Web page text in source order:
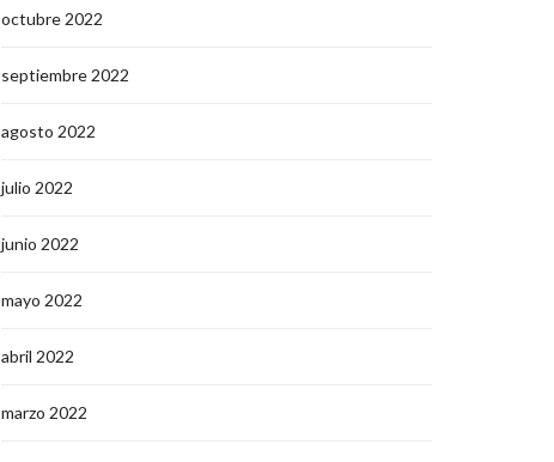
octubre 2022
septiembre 2022
agosto 2022
julio 2022
junio 2022
mayo 2022
abril 2022
marzo 2022